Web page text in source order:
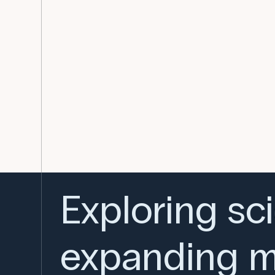
Exploring
expanding